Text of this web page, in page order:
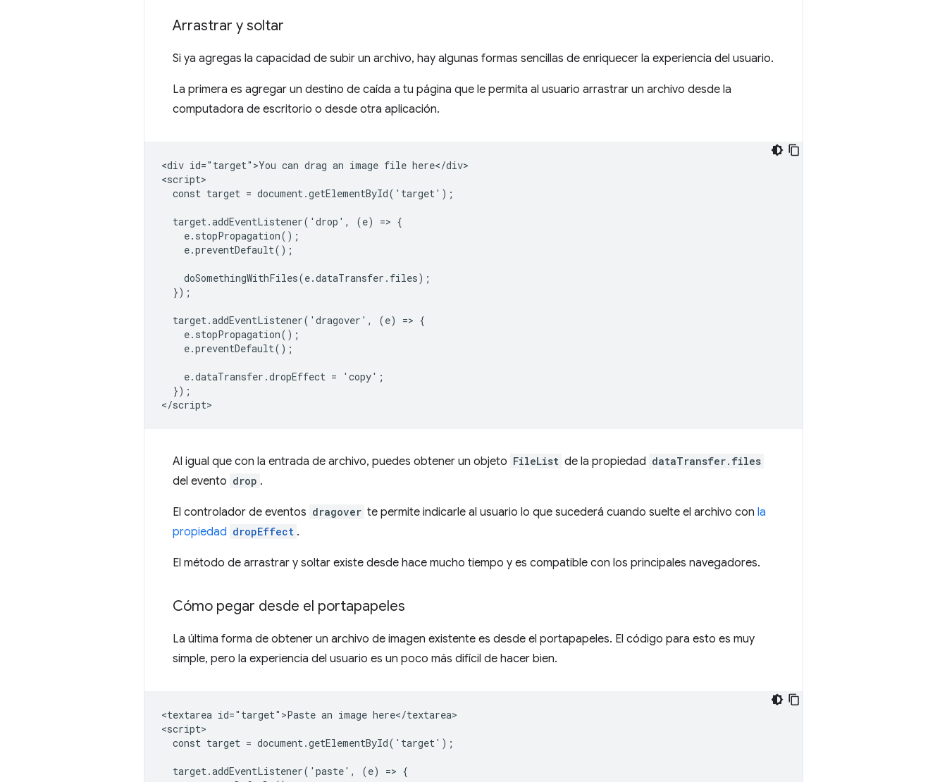
Arrastrar y soltar
Si ya agregas la capacidad de subir un archivo, hay algunas formas sencillas de enriquecer la experiencia del usuario.
La primera es agregar un destino de caída a tu página que le permita al usuario arrastrar un archivo desde la
computadora de escritorio o desde otra aplicación.
<div id="target">You can drag an image file here</div>
<script>
  const target = document.getElementById('target');
  target.addEventListener('drop', (e) => {
    e.stopPropagation();
    e.preventDefault();
    doSomethingWithFiles(e.dataTransfer.files);
  });
  target.addEventListener('dragover', (e) => {
    e.stopPropagation();
    e.preventDefault();
    e.dataTransfer.dropEffect = 'copy';
  });
Al igual que con la entrada de archivo, puedes obtener un objeto FileList de la propiedad dataTransfer.files
del evento drop .
El controlador de eventos dragover te permite indicarle al usuario lo que sucederá cuando suelte el archivo con la
propiedad dropEffect .
El método de arrastrar y soltar existe desde hace mucho tiempo y es compatible con los principales navegadores.
Cómo pegar desde el portapapeles
La última forma de obtener un archivo de imagen existente es desde el portapapeles. El código para esto es muy
simple, pero la experiencia del usuario es un poco más difícil de hacer bien.
<textarea id="target">Paste an image here</textarea>
<script>
  const target = document.getElementById('target');
  target.addEventListener('paste', (e) => {